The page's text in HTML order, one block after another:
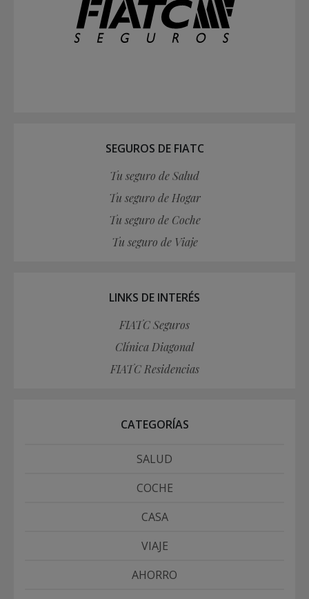
SEGUROS DE FIATC
Tu seguro de Salud
Tu seguro de Hogar
Tu seguro de Coche
Tu seguro de Viaje
LINKS DE INTERÉS
FIATC Seguros
Clínica Diagonal
FIATC Residencias
CATEGORÍAS
SALUD
COCHE
CASA
VIAJE
AHORRO